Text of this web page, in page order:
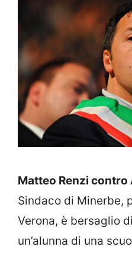
Matteo Renzi contro
Sindaco di Minerbe,
Verona, è bersaglio
un’alunna di una